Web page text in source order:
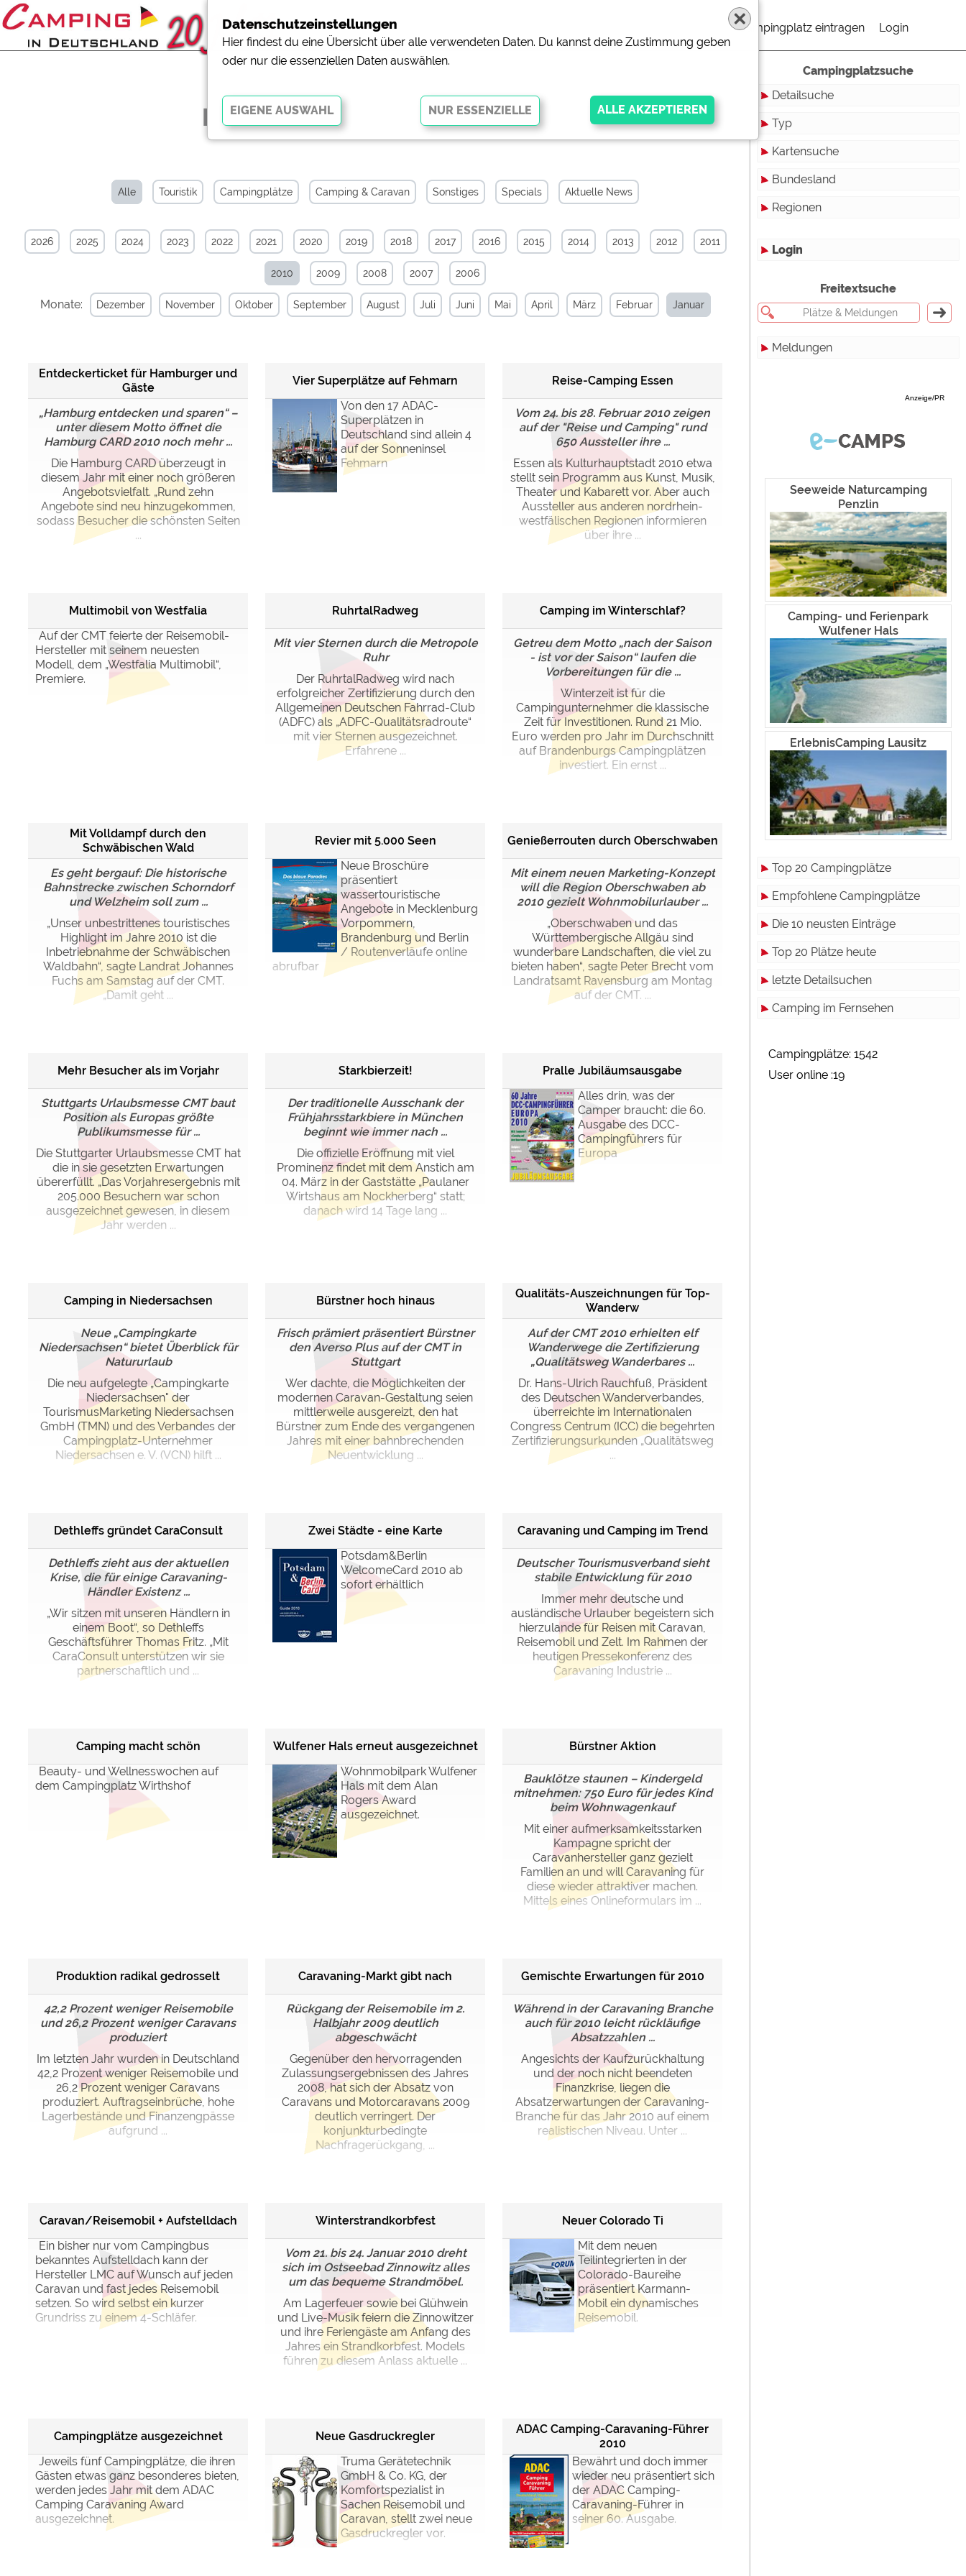
Campingplatz eintragen Login
News-Archiv von Januar 2010
Alle Touristik Campingplätze Camping & Caravan Sonstiges Specials Aktuelle News
2026 2025 2024 2023 2022 2021 2020 2019 2018 2017 2016 2015 2014 2013 2012 2011
2010 2009 2008 2007 2006
Monate: Dezember November Oktober September August Juli Juni Mai April März Februar Januar
Entdeckerticket für Hamburger und
Gäste
„Hamburg entdecken und sparen“ –
unter diesem Motto öffnet die
Hamburg CARD 2010 noch mehr ...
Die Hamburg CARD überzeugt in
diesem Jahr mit einer noch größeren
Angebotsvielfalt. „Rund zehn
Angebote sind neu hinzugekommen,
sodass Besucher die schönsten Seiten
...
Vier Superplätze auf Fehmarn
Von den 17 ADAC-
Superplätzen in
Deutschland sind allein 4
auf der Sonneninsel
Fehmarn
Reise-Camping Essen
Vom 24. bis 28. Februar 2010 zeigen
auf der "Reise und Camping" rund
650 Aussteller ihre ...
Essen als Kulturhauptstadt 2010 etwa
stellt sein Programm aus Kunst, Musik,
Theater und Kabarett vor. Aber auch
Aussteller aus anderen nordrhein-
westfälischen Regionen informieren
über ihre ...
Multimobil von Westfalia
Auf der CMT feierte der Reisemobil-
Hersteller mit seinem neuesten
Modell, dem „Westfalia Multimobil“,
Premiere.
RuhrtalRadweg
Mit vier Sternen durch die Metropole
Ruhr
Der RuhrtalRadweg wird nach
erfolgreicher Zertifizierung durch den
Allgemeinen Deutschen Fahrrad-Club
(ADFC) als „ADFC-Qualitätsradroute“
mit vier Sternen ausgezeichnet.
Erfahrene ...
Camping im Winterschlaf?
Getreu dem Motto „nach der Saison
- ist vor der Saison“ laufen die
Vorbereitungen für die ...
Winterzeit ist für die
Campingunternehmer die klassische
Zeit für Investitionen. Rund 21 Mio.
Euro werden pro Jahr im Durchschnitt
auf Brandenburgs Campingplätzen
investiert. Ein ernst ...
Mit Volldampf durch den
Schwäbischen Wald
Es geht bergauf: Die historische
Bahnstrecke zwischen Schorndorf
und Welzheim soll zum ...
„Unser unbestrittenes touristisches
Highlight im Jahre 2010 ist die
Inbetriebnahme der Schwäbischen
Waldbahn“, sagte Landrat Johannes
Fuchs am Samstag auf der CMT.
„Damit geht ...
Revier mit 5.000 Seen
Neue Broschüre
präsentiert
wassertouristische
Angebote in Mecklenburg
Vorpommern,
Brandenburg und Berlin
/ Routenverläufe online
abrufbar
Genießerrouten durch Oberschwaben
Mit einem neuen Marketing-Konzept
will die Region Oberschwaben ab
2010 gezielt Wohnmobilurlauber ...
„Oberschwaben und das
Württembergische Allgäu sind
wunderbare Landschaften, die viel zu
bieten haben“, sagte Peter Brecht vom
Landratsamt Ravensburg am Montag
auf der CMT. ...
Mehr Besucher als im Vorjahr
Stuttgarts Urlaubsmesse CMT baut
Position als Europas größte
Publikumsmesse für ...
Die Stuttgarter Urlaubsmesse CMT hat
die in sie gesetzten Erwartungen
übererfüllt. „Das Vorjahresergebnis mit
205.000 Besuchern war schon
ausgezeichnet gewesen, in diesem
Jahr werden ...
Starkbierzeit!
Der traditionelle Ausschank der
Frühjahrsstarkbiere in München
beginnt wie immer nach ...
Die offizielle Eröffnung mit viel
Prominenz findet mit dem Anstich am
04. März in der Gaststätte „Paulaner
Wirtshaus am Nockherberg“ statt;
danach wird 14 Tage lang ...
Pralle Jubiläumsausgabe
Alles drin, was der
Camper braucht: die 60.
Ausgabe des DCC-
Campingführers für
Europa
Camping in Niedersachsen
Neue „Campingkarte
Niedersachsen“ bietet Überblick für
Natururlaub
Die neu aufgelegte „Campingkarte
Niedersachsen" der
TourismusMarketing Niedersachsen
GmbH (TMN) und des Verbandes der
Campingplatz-Unternehmer
Niedersachsen e. V. (VCN) hilft ...
Bürstner hoch hinaus
Frisch prämiert präsentiert Bürstner
den Averso Plus auf der CMT in
Stuttgart
Wer dachte, die Möglichkeiten der
modernen Caravan-Gestaltung seien
mittlerweile ausgereizt, den hat
Bürstner zum Ende des vergangenen
Jahres mit einer bahnbrechenden
Neuentwicklung ...
Qualitäts-Auszeichnungen für Top-
Wanderw
Auf der CMT 2010 erhielten elf
Wanderwege die Zertifizierung
„Qualitätsweg Wanderbares ...
Dr. Hans-Ulrich Rauchfuß, Präsident
des Deutschen Wanderverbandes,
überreichte im Internationalen
Congress Centrum (ICC) die begehrten
Zertifizierungsurkunden „Qualitätsweg
...
Dethleffs gründet CaraConsult
Dethleffs zieht aus der aktuellen
Krise, die für einige Caravaning-
Händler Existenz ...
„Wir sitzen mit unseren Händlern in
einem Boot“, so Dethleffs
Geschäftsführer Thomas Fritz. „Mit
CaraConsult unterstützen wir sie
partnerschaftlich und ...
Zwei Städte - eine Karte
Potsdam&Berlin
WelcomeCard 2010 ab
sofort erhältlich
Caravaning und Camping im Trend
Deutscher Tourismusverband sieht
stabile Entwicklung für 2010
Immer mehr deutsche und
ausländische Urlauber begeistern sich
hierzulande für Reisen mit Caravan,
Reisemobil und Zelt. Im Rahmen der
heutigen Pressekonferenz des
Caravaning Industrie ...
Camping macht schön
Beauty- und Wellnesswochen auf
dem Campingplatz Wirthshof
Wulfener Hals erneut ausgezeichnet
Wohnmobilpark Wulfener
Hals mit dem Alan
Rogers Award
ausgezeichnet.
Bürstner Aktion
Bauklötze staunen – Kindergeld
mitnehmen: 750 Euro für jedes Kind
beim Wohnwagenkauf
Mit einer aufmerksamkeitsstarken
Kampagne spricht der
Caravanhersteller ganz gezielt
Familien an und will Caravaning für
diese wieder attraktiver machen.
Mittels eines Onlineformulars im ...
Produktion radikal gedrosselt
42,2 Prozent weniger Reisemobile
und 26,2 Prozent weniger Caravans
produziert
Im letzten Jahr wurden in Deutschland
42,2 Prozent weniger Reisemobile und
26,2 Prozent weniger Caravans
produziert. Auftragseinbrüche, hohe
Lagerbestände und Finanzengpässe
aufgrund ...
Caravaning-Markt gibt nach
Rückgang der Reisemobile im 2.
Halbjahr 2009 deutlich
abgeschwächt
Gegenüber den hervorragenden
Zulassungsergebnissen des Jahres
2008, hat sich der Absatz von
Caravans und Motorcaravans 2009
deutlich verringert. Der
konjunkturbedingte
Nachfragerückgang, ...
Gemischte Erwartungen für 2010
Während in der Caravaning Branche
auch für 2010 leicht rückläufige
Absatzzahlen ...
Angesichts der Kaufzurückhaltung
und der noch nicht beendeten
Finanzkrise, liegen die
Absatzerwartungen der Caravaning-
Branche für das Jahr 2010 auf einem
realistischen Niveau. Unter ...
Caravan/Reisemobil + Aufstelldach
Ein bisher nur vom Campingbus
bekanntes Aufstelldach kann der
Hersteller LMC auf Wunsch auf jeden
Caravan und fast jedes Reisemobil
setzen. So wird selbst ein kurzer
Grundriss zu einem 4-Schläfer.
Winterstrandkorbfest
Vom 21. bis 24. Januar 2010 dreht
sich im Ostseebad Zinnowitz alles
um das bequeme Strandmöbel.
Am Lagerfeuer sowie bei Glühwein
und Live-Musik feiern die Zinnowitzer
und ihre Feriengäste am Anfang des
Jahres ein Strandkorbfest. Models
führen zu diesem Anlass aktuelle ...
Neuer Colorado Ti
Mit dem neuen
Teilintegrierten in der
Colorado-Baureihe
präsentiert Karmann-
Mobil ein dynamisches
Reisemobil.
Campingplätze ausgezeichnet
Jeweils fünf Campingplätze, die ihren
Gästen etwas ganz besonderes bieten,
werden jedes Jahr mit dem ADAC
Camping Caravaning Award
ausgezeichnet.
Neue Gasdruckregler
Truma Gerätetechnik
GmbH & Co. KG, der
Komfortspezialist in
Sachen Reisemobil und
Caravan, stellt zwei neue
Gasdruckregler vor.
ADAC Camping-Caravaning-Führer
2010
Bewährt und doch immer
wieder neu präsentiert sich
der ADAC Camping-
Caravaning-Führer in
seiner 60. Ausgabe.
Campingplatzsuche
Detailsuche
Typ
Touristikstellplätze
Dauerstellplätze
Reisemobilstellplätze
Bungalows
Ferienwohnungen
Zimmer
Miet-Wohnwagen
Kartensuche
Bundesland
Baden-Württemberg
Brandenburg
Bremen
Hamburg
Mecklenburg-Vorpommern
Niedersachsen
Rheinland-Pfalz
Saarland
Sachsen
Sachsen-Anhalt
Schleswig-Holstein
Thüringen
Regionen
Login
Freitextsuche
Meldungen
Campingplätze
Sonstiges
Specials
Archiv
Anzeige/PR
Seeweide Naturcamping
Penzlin
Camping- und Ferienpark
Wulfener Hals
ErlebnisCamping Lausitz
Top 20 Campingplätze
Empfohlene Campingplätze
Die 10 neusten Einträge
Top 20 Plätze heute
letzte Detailsuchen
Camping im Fernsehen
Campingplätze: 1542
User online :19
Datenschutzeinstellungen
Hier findest du eine Übersicht über alle verwendeten Daten. Du kannst deine Zustimmung geben
oder nur die essenziellen Daten auswählen.
der Website dringend erforderlich. Ohne diese Cookies werden Teile der Website
funktionieren
Externe Medien
YouTube (Videos von Campingplätzen)
https://policies.google.com/privacy
Campingplatzvorschau (Vorschau der Internetseiten von
Campingplätzen)
siehe Datenschutzerklärung des jeweiligen Anbieters
Google Maps (Kartensuche, Anfahrt usw.)
https://policies.google.com/privacy
Statistiken
Google Analytics https://policies.google.com/privacy
Marketing
Google Ads
https://policies.google.com/privacy
Google AdSense
https://policies.google.com/privacy
https://policies.google.com/privacy
Die Cookieeinstellungen können jeder Zeit im Footer über "COOKIES" geändert werden!